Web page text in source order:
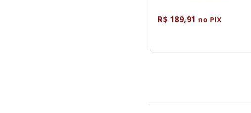
R$ 189,91 no PIX